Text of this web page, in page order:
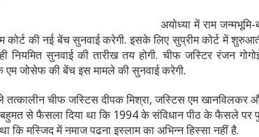
अयोध्या में राम
कोर्ट की नई बेंच सुनवाई करेगी. इसके लिए सुप्रीम कोर्ट में
नियमित सुनवाई की तारीख तय होगी. चीफ जस्टिर रंजन
जोसेफ की बेंच इस मामले की सुनवाई करेगी.
चीफ जस्टिस दीपक मिश्रा, जस्टिस एम खानविलकर
से फैसला दिया था कि 1994 के संविधान पीठ के फैसले पर
कि मस्जिद में नमाज पढना इस्लाम का अभिन्न हिस्सा नहीं है.